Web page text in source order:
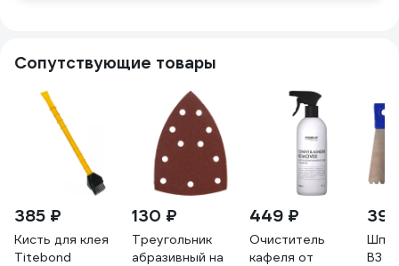
Сопутствующие товары
385 ₽
Кисть для клея
Titebond
130 ₽
Треугольник
абразивный на
449 ₽
Очиститель
кафеля от
В3